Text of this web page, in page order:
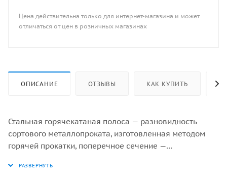
Цена действительна только для интернет-магазина и может
отличаться от цен в розничных магазинах
ОПИСАНИЕ ОТЗЫВЫ КАК КУПИТЬ
Стальная горячекатаная полоса — разновидность
сортового металлопроката, изготовленная методом
горячей прокатки, поперечное сечение —
как заготовка для производства других видов